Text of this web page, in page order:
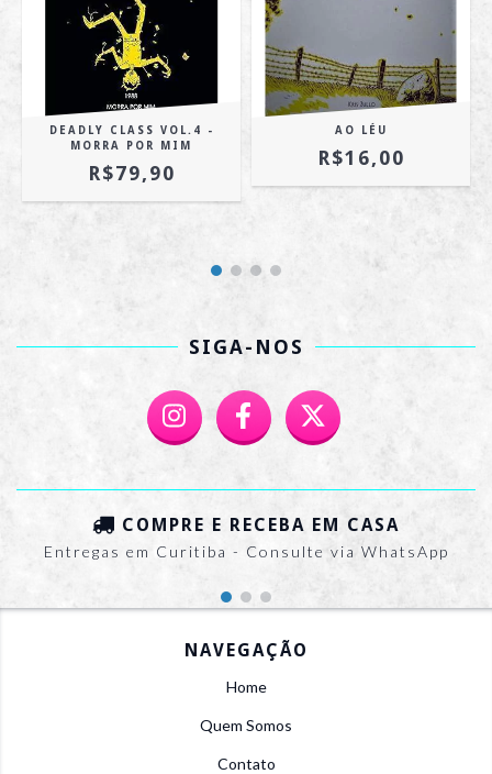
DEADLY CLASS VOL.4 -
MORRA POR MIM
R$79,90
AO LÉU
R$16,00
SIGA-NOS
COMPRE E RECEBA EM CASA
Entregas em Curitiba - Consulte via WhatsApp
NAVEGAÇÃO
Home
Quem Somos
Contato